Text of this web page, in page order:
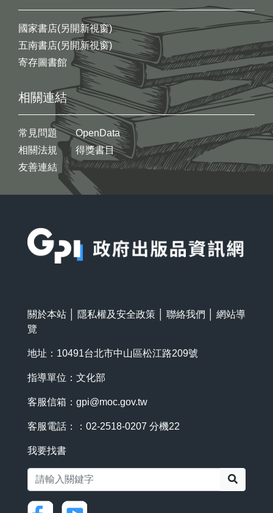
國家書店(另開新視窗)
五南書店(另開新視窗)
寄存圖書館
相關連結
常見問題
相關法規
友善連結
OpenData
得獎書目
關於本站 隱私權及安全政策 聯絡我們
網站導
覽
地址：10491台北市中山區松江路209號
指導單位：文化部
客服信箱： gpi@moc.gov.tw
客服電話：：02-2518-0207 分機22
我要找書